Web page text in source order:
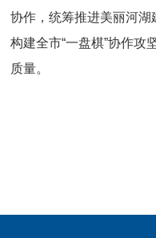
协作，统筹推进美丽河
构建全市“一盘棋”协作攻
质量。